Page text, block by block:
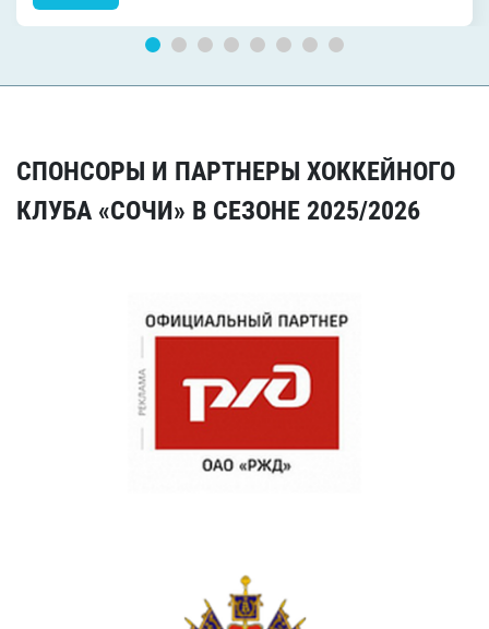
СПОНСОРЫ И ПАРТНЕРЫ ХОККЕЙНОГО
КЛУБА «СОЧИ» В СЕЗОНЕ 2025/2026